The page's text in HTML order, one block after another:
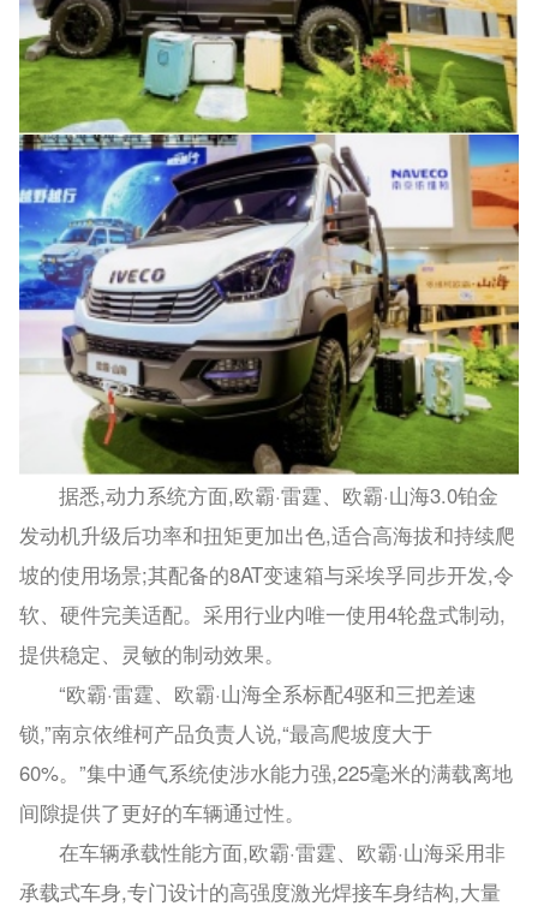
据悉,动力系统方面,欧霸·雷霆、欧霸·山海3.0铂金
发动机升级后功率和扭矩更加出色,适合高海拔和持续爬
坡的使用场景;其配备的8AT变速箱与采埃孚同步开发,令
软、硬件完美适配。采用行业内唯一使用4轮盘式制动,
提供稳定、灵敏的制动效果。
“欧霸·雷霆、欧霸·山海全系标配4驱和三把差速
锁,”南京依维柯产品负责人说,“最高爬坡度大于
60%。”集中通气系统使涉水能力强,225毫米的满载离地
间隙提供了更好的车辆通过性。
在车辆承载性能方面,欧霸·雷霆、欧霸·山海采用非
承载式车身,专门设计的高强度激光焊接车身结构,大量